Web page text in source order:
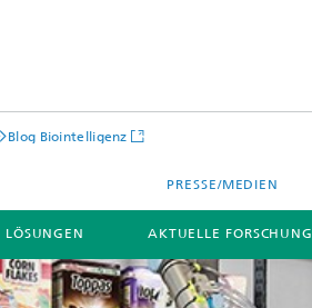
Blog Biointelligenz
PRESSE/MEDIEN
LÖSUNGEN AKTUELLE FORSCHUNG